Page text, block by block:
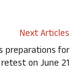
Next Articles
preparations for
retest on June 21